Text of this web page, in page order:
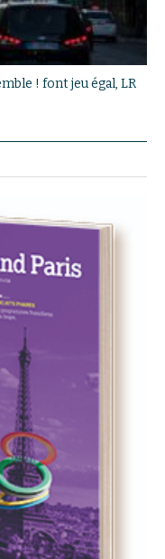
! font jeu égal, LR